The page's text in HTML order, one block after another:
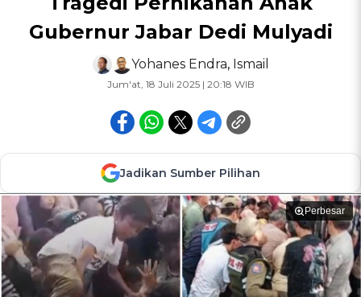
Gubernur Jabar Dedi Mulyadi
Yohanes Endra, Ismail
Jum'at, 18 Juli 2025 | 20:18 WIB
Jadikan Sumber Pilihan
Perbesar